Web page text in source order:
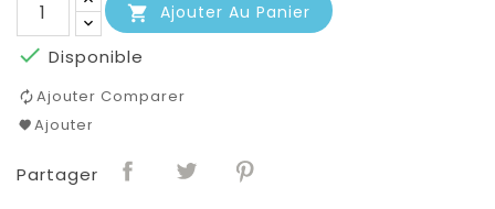
 Ajouter Au Panier
 Disponible
Ajouter Comparer
Ajouter
Partager